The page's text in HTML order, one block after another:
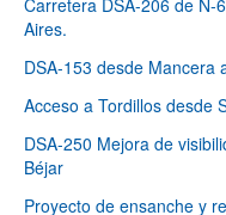
Carretera DSA-206 de N-
Aires.
DSA-153 desde Mancera
Acceso a Tordillos desde
DSA-250 Mejora de
Béjar
Proyecto de ensanche y